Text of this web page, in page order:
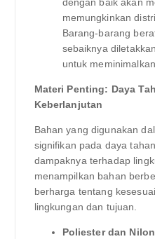
memungkinkan
Barang-barang
sebaiknya
untuk
Materi Penting: Daya
Keberlanjutan
Bahan yang digunakan
signifikan pada daya
dampaknya terhadap
menampilkan bahan
berharga tentang
lingkungan dan tujuan.
Poliester dan